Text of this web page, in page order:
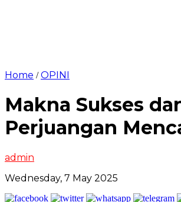
Home /OPINI
Makna Sukses
Perjuangan
admin
Wednesday, 7 May 2025